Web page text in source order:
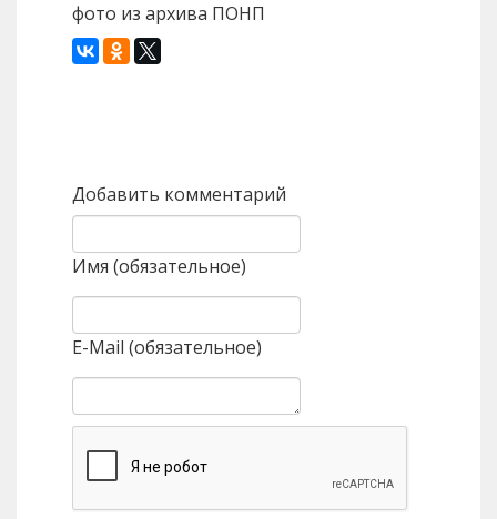
фото из архива ПОНП
Добавить комментарий
Имя (обязательное)
E-Mail (обязательное)